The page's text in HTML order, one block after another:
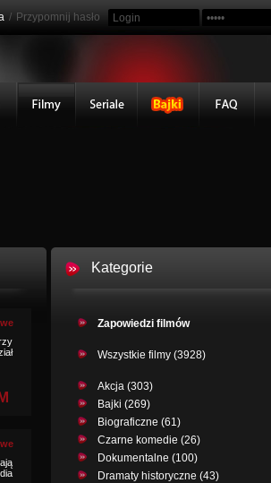
/ Przypomnij hasło
Kategorie
Zapowiedzi filmów
Wszystkie filmy (3928)
Akcja (303)
Bajki (269)
Biograficzne (61)
Czarne komedie (26)
Dokumentalne (100)
Dramaty historyczne (43)